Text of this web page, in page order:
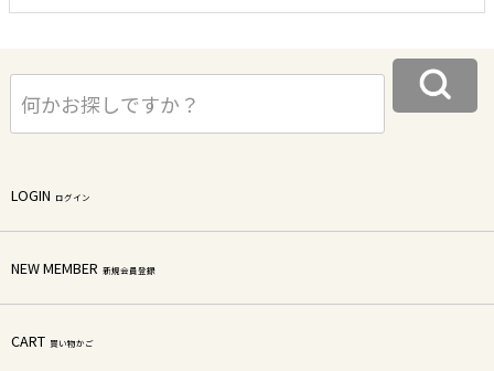
LOGIN ログイン
NEW MEMBER 新規会員登録
CART 買い物かご